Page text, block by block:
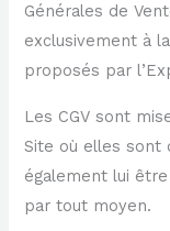
Générales de
exclusivement à
proposés par
Les CGV sont
Site où elles sont
également lui
par tout moyen.